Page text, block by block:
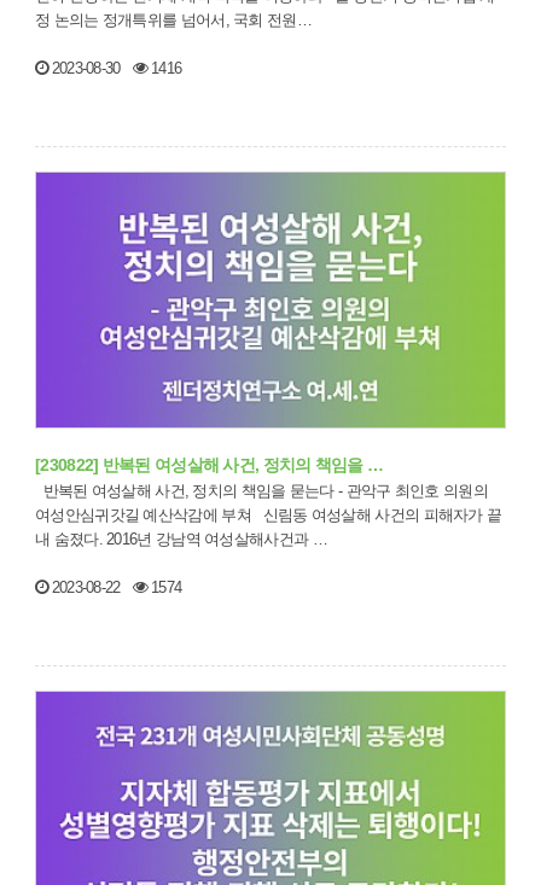
정 논의는 정개특위를 넘어서, 국회 전원…
2023-08-30 1416
[230822] 반복된 여성살해 사건, 정치의 책임을 …
여성안심귀갓길 예산삭감에 부쳐 신림동 여성살해 사건의 피해자가 끝
내 숨졌다. 2016년 강남역 여성살해사건과 …
2023-08-22 1574